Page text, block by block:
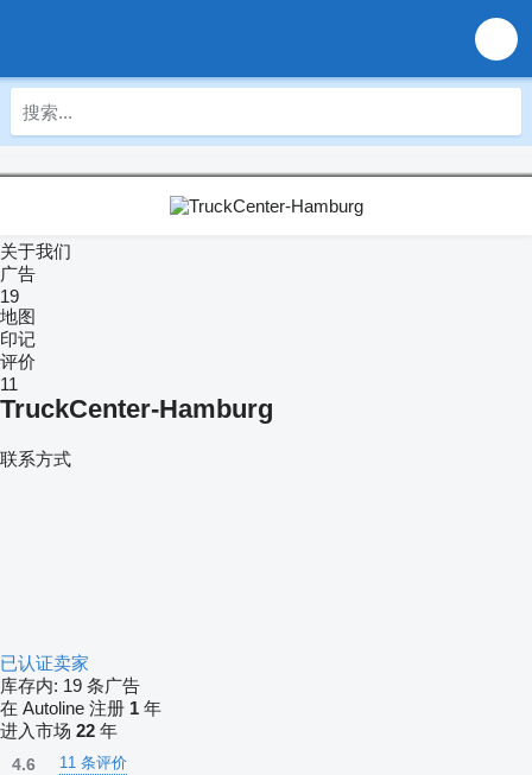
关于我们
广告
19
地图
印记
评价
11
TruckCenter-Hamburg
联系方式
已认证卖家
库存内: 19 条广告
在 Autoline 注册 1 年
进入市场 22 年
4.6 11 条评价